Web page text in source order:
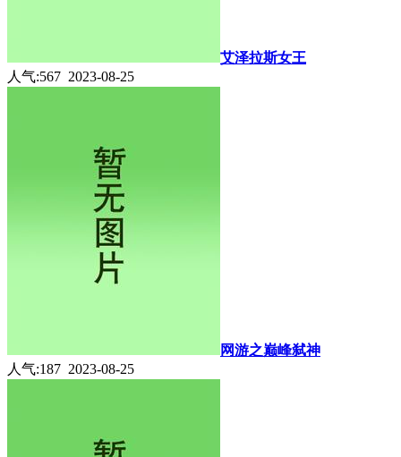
艾泽拉斯女王
人气:567 2023-08-25
网游之巅峰弑神
人气:187 2023-08-25